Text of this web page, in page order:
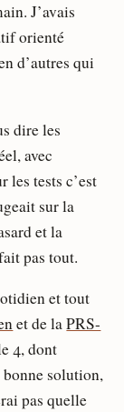
J’avais
orienté
d’autres qui
dire les
avec
les tests c’est
sur la
et la
pas tout.
et tout
et de laPRS-
4, dont
bonne solution,
pas quelle